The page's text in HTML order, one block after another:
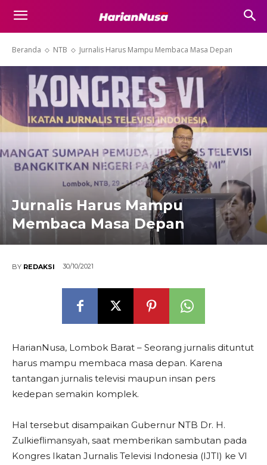
Beranda NTB Jurnalis Harus Mampu Membaca Masa Depan
Jurnalis Harus Mampu
Membaca Masa Depan
BY REDAKSI 30/10/2021
HarianNusa, Lombok Barat – Seorang jurnalis dituntut
harus mampu membaca masa depan. Karena
tantangan jurnalis televisi maupun insan pers
kedepan semakin komplek.
Hal tersebut disampaikan Gubernur NTB Dr. H.
Zulkieflimansyah, saat memberikan sambutan pada
Kongres Ikatan Jurnalis Televisi Indonesia (IJTI) ke VI